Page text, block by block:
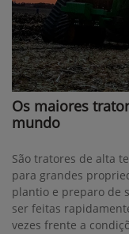
Os maiores
mundo
São tratores de alta
para grandes
plantio e preparo de
ser feitas
vezes frente a